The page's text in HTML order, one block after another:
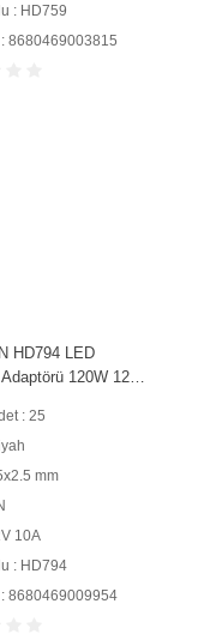
: HD759
8680469003815
HD794 LED
120W 12V
: 25
mm
10A
: HD794
8680469009954